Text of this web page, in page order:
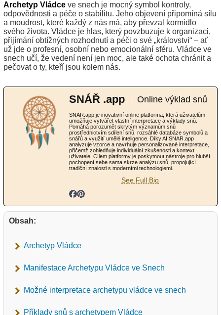
Archetyp Vládce ve snech je mocný symbol kontroly,
odpovědnosti a péče o stabilitu. Jeho objevení připomíná sílu
a moudrost, které každý z nás má, aby převzal kormidlo
svého života. Vládce je hlas, který povzbuzuje k organizaci,
přijímání obtížných rozhodnutí a péči o své „království“ – ať
už jde o profesní, osobní nebo emocionální sféru. Vládce ve
snech učí, že vedení není jen moc, ale také ochota chránit a
pečovat o ty, kteří jsou kolem nás.
SNÁŘ .app Online výklad snů
SNAR.app je inovativní online platforma, která uživatelům
umožňuje vytvářet vlastní interpretace a výklady snů.
Pomáhá porozumět skrytým významům snů
prostřednictvím sdílení snů, rozsáhlé databáze symbolů a
snářů a využití umělé inteligence. Díky AI SNAR.app
analyzuje vzorce a navrhuje personalizované interpretace,
přičemž zohledňuje individuální zkušenosti a kontext
uživatele. Cílem platformy je poskytnout nástroje pro hlubší
pochopení sebe sama skrze analýzu snů, propojující
tradiční znalosti s moderními technologiemi.
See Full Bio
Obsah:
Archetyp Vládce
Manifestace Archetypu Vládce ve Snech
Možné interpretace archetypu vládce ve snech
Příklady snů s archetypem Vládce